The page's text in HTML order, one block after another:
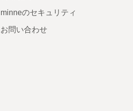
minneのセキュリティ
お問い合わせ